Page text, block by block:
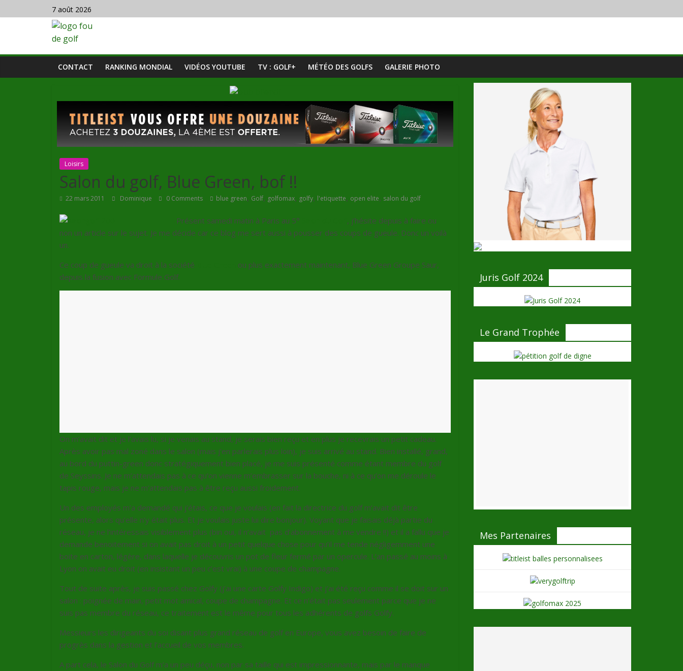
7 août 2026
CONTACT RANKING MONDIAL VIDÉOS YOUTUBE TV : GOLF+ MÉTÉO DES GOLFS GALERIE PHOTO
Loisirs
Salon du golf, Blue Green, bof !!
22 mars 2011 Dominique 0 Comments blue green, Golf, golfomax, golfy, l'etiquette, open elite, salon du golf
Présent samedi matin à Paris au 5°
, j’hésite depuis à faire ou
non un article sur le sujet. Je me décide car ce blog me sert aussi à pousser des coups de gueule. Donc un voilà
un.
Ce coup de gueule va droit à la société
ou plus exactement maintenant, Blue Green Groupe Saur,
depuis la fusion avec Formule Golf.
On m’avait dit et je l’avais lu, si je venais au stand, je serais bien reçu et en plus je recevrais un petit cadeau.
Après avoir pas mal zoné dans le salon (mais j’en parlerais plus loin), je suis arrivé au stand. Bien installé, grand,
au bord du puttin-green donc stratégiquement bien placé, je me suis présenté comme étant membre du golf
de Seyssins. Je ne m’attendais pas à ce qu’on vienne m’embrasser sur la bouche, ni à ce qu’on me déroule le
tapis rouge, mais je ne m’attendais pas à être reçu aussi froidement.
Un des employés m’a demandé qui j’étais, ce que je voulais (en fait la directrice du golf m’avait dit être
présente, alors qu’elle n’y était plus. Et je voulais juste lui dire bonjour). Voyant que je faisais déjà partie du
réseau, je ne l’intéressais visiblement plus (bin oui, il n’avait pas d’abonnement à me vendre !!) et il a fallu que je
demande benoitement si on avait pas droit à un petit quelque chose pour qu’il me tende négligemment une
boite en carton, légère, dans laquelle je découvris un pot de fleur fermé par un opercule. L’an passé au moins à
Lyon on avait eu droit (en insistant un peu c’est vrai) à une coupe de champagne.
Tout de suite après, je suis passé chez Golfy (j’ai une carte Golfy Indigo) et j’ai été reçu comme il se doit sur un
salon : poignée de main, petit mot amical, coupe de champagne. Et ce n’était pas seulement parce que je ne
suis pas membre du réseau, ce traitement est le même pour tous les adhérents de golfs Golfy.
Messieurs les dirigeants du soi disant plus grand réseau de golf en Europe, vous avez besoin de faire de
progrès dans la gestion et l’accueil de vos membres.
A part cela, le Salon du Golf m’a un peu déçu, non par sa taille qui est impressionnante, mais par le manque
Juris Golf 2024
Le Grand Trophée
Mes Partenaires